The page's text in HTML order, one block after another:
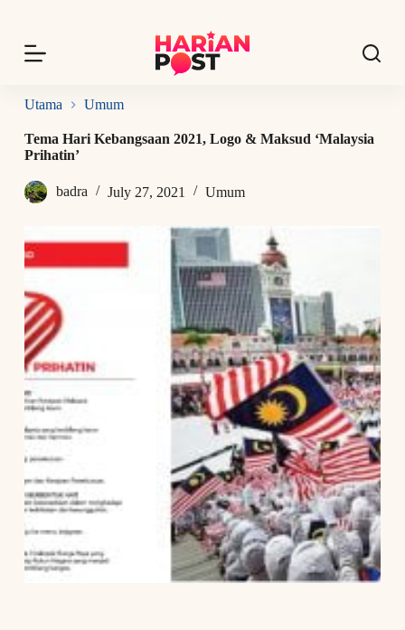
p
o
o
n
n
Utama Umum
Tema Hari Kebangsaan 2021, Logo & Maksud ‘Malaysia
Prihatin’
badra July 27, 2021 Umum